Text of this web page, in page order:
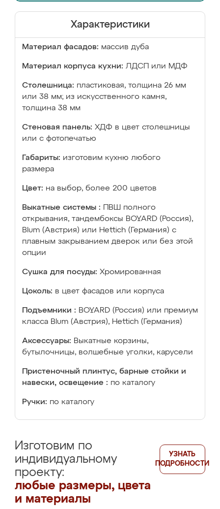
Характеристики
Материал фасадов: массив дуба
Материал корпуса кухни: ЛДСП или МДФ
Столешница: пластиковая, толщина 26 мм
или 38 мм; из искусственного камня,
толщина 38 мм
Стеновая панель: ХДФ в цвет столешницы
или с фотопечатью
Габариты: изготовим кухню любого
размера
Цвет: на выбор, более 200 цветов
Выкатные системы :
ПВШ полного
открывания, тандембоксы BOYARD (Россия),
Blum (Австрия) или Hettich (Германия) с
плавным закрыванием дверок или без этой
опции
Сушка для посуды: Хромированная
Цоколь: в цвет фасадов или корпуса
Подъемники : BOYARD (Россия) или премиум
класса Blum (Австрия), Hettich (Германия)
Аксессуары: Выкатные корзины,
бутылочницы, волшебные уголки, карусели
Пристеночный плинтус, барные стойки и
навески, освещение : по каталогу
Ручки: по каталогу
Изготовим по
индивидуальному
проекту:
любые размеры, цвета
и материалы
УЗНАТЬ
ПОДРОБНОСТИ